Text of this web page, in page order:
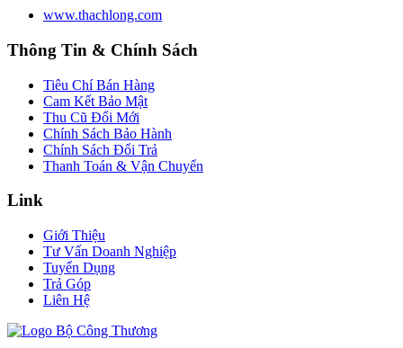
www.thachlong.com
Thông Tin & Chính Sách
Tiêu Chí Bán Hàng
Cam Kết Bảo Mật
Thu Cũ Đổi Mới
Chính Sách Bảo Hành
Chính Sách Đổi Trả
Thanh Toán & Vận Chuyển
Link
Giới Thiệu
Tư Vấn Doanh Nghiệp
Tuyển Dụng
Trả Góp
Liên Hệ